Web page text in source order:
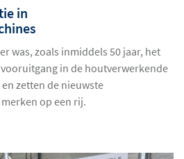
in
was, zoals inmiddels 50 jaar, het
in de houtverwerkende
zetten de nieuwste
op een rij.